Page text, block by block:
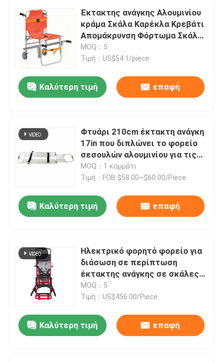
Έκτακτης ανάγκης Αλουμινίου
κράμα Σκάλα Καρέκλα Κρεβάτι
Απομάκρυνση Φόρτωμα Σκάλα
Μεταφοράς
MOQ：5
Τιμή：US$54.1/piece
Καλύτερη τιμή επαφή
Φτυάρι 210cm έκτακτη ανάγκη
17in που διπλώνει το φορείο
σεσουλών αλουμινίου για τις
πρώτες βοήθειες
MOQ：1 κομμάτι
Τιμή：FOB $58.00~$60.00/Piece
Καλύτερη τιμή επαφή
Ηλεκτρικό φορητό φορείο για
διάσωση σε περίπτωση
έκτακτης ανάγκης σε σκάλες
και διαδρόμους
MOQ：5
Τιμή：US$456.00/Piece
Καλύτερη τιμή επαφή